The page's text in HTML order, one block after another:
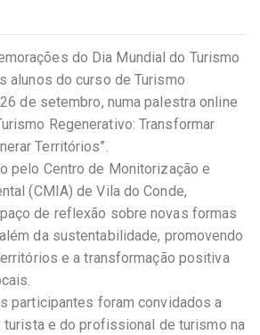
do Dia Mundial do Turismo
alunos do curso de Turismo
de setembro, numa palestra online
Regenerativo: Transformar
Territórios”.
pelo Centro de Monitorização e
(CMIA) de Vila do Conde,
de reflexão sobre novas formas
da sustentabilidade, promovendo
e a transformação positiva
participantes foram convidados a
turista e do profissional de turismo na